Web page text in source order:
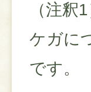
（注
ケガに
です。